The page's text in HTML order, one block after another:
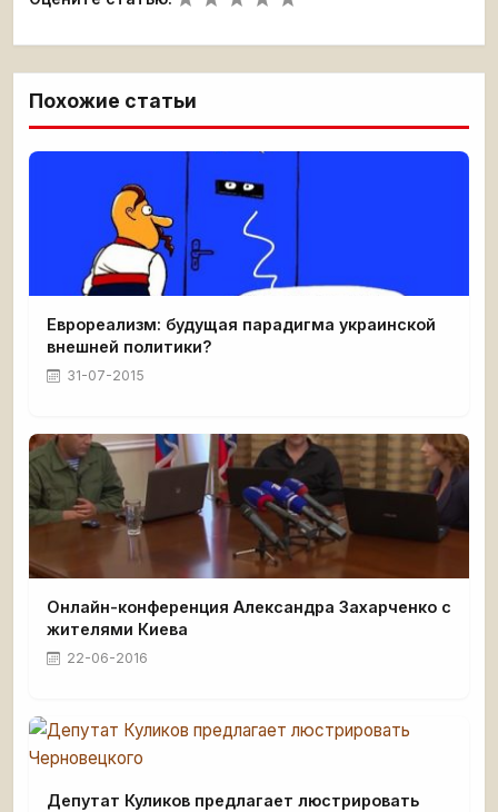
Похожие статьи
Еврореализм: будущая парадигма украинской
внешней политики?
31-07-2015
Онлайн-конференция Александра Захарченко с
жителями Киева
22-06-2016
Депутат Куликов предлагает люстрировать